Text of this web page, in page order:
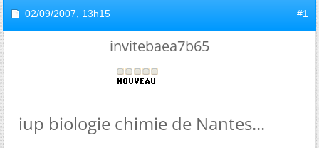
02/09/2007, 13h15 #1
invitebaea7b65
iup biologie chimie de Nantes...